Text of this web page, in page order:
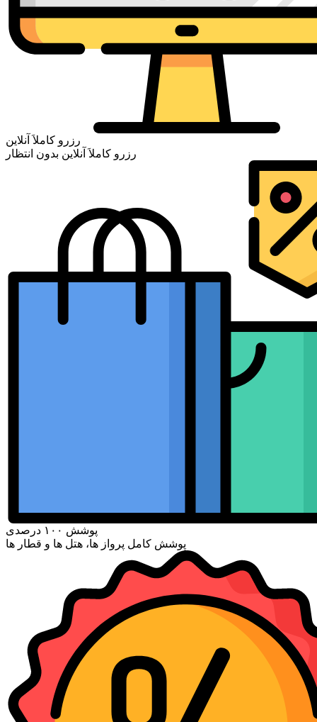
رزرو کاملاَ آنلاین
رزرو کاملاَ آنلاین بدون انتظار
پوشش ۱۰۰ درصدی
پوشش کامل پرواز ها، هتل ها و قطار ها